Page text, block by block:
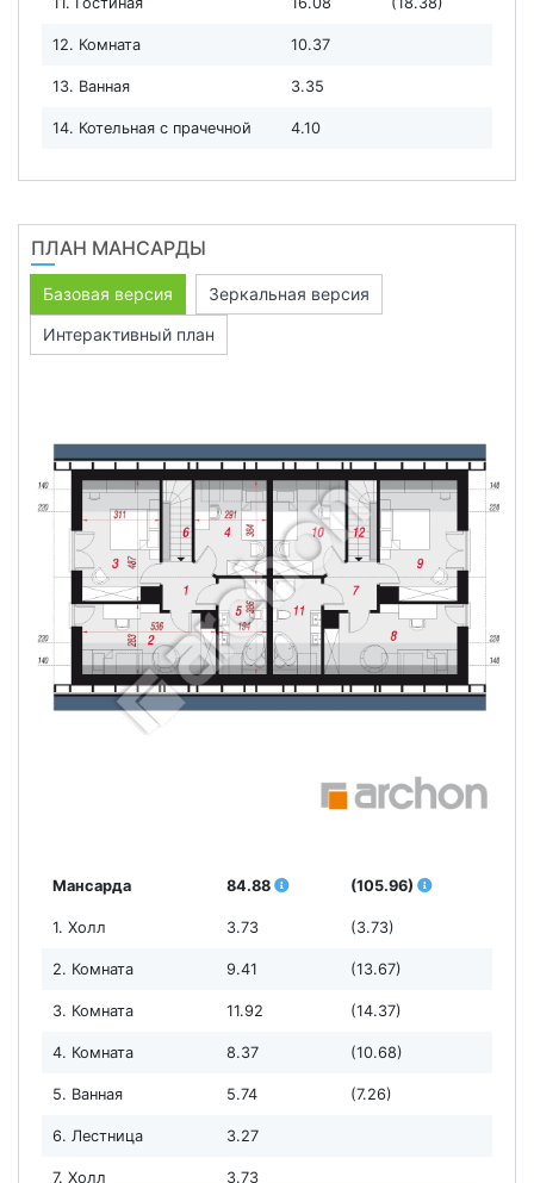
12. Комната 10.37
13. Ванная 3.35
14. Котельная с прачечной 4.10
ПЛАН МАНСАРДЫ
Базовая версия
Зеркальная версия
Интерактивный план
Мансарда 84.88 (105.96)
1. Холл 3.73 (3.73)
2. Комната 9.41 (13.67)
3. Комната 11.92 (14.37)
4. Комната 8.37 (10.68)
5. Ванная 5.74 (7.26)
6. Лестница 3.27
7. Холл 3.73